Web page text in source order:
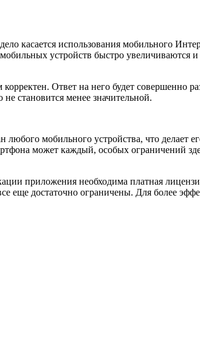
касается использования мобильного
устройств быстро увеличиваются и
Ответ на него будет совершенно
становится менее значительной.
мобильного устройства, что делает
может каждый, особых ограничений
приложения необходима платная
еще достаточно ограничены. Для более